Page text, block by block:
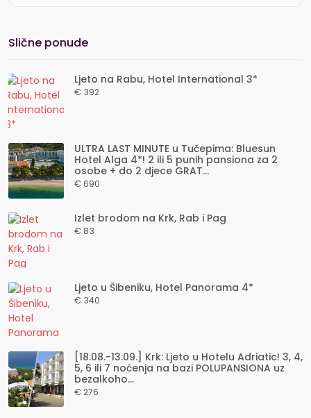
Slične ponude
Ljeto na Rabu, Hotel International 3*
€ 392
ULTRA LAST MINUTE u Tučepima: Bluesun
Hotel Alga 4*! 2 ili 5 punih pansiona za 2
osobe + do 2 djece GRAT...
€ 690
Izlet brodom na Krk, Rab i Pag
€ 83
Ljeto u Šibeniku, Hotel Panorama 4*
€ 340
[18.08.-13.09.] Krk: Ljeto u Hotelu Adriatic! 3, 4,
5, 6 ili 7 noćenja na bazi POLUPANSIONA uz
bezalkoho...
€ 276